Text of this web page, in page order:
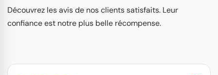
Découvrez les avis de nos clients satisfaits. Leur
confiance est notre plus belle récompense.